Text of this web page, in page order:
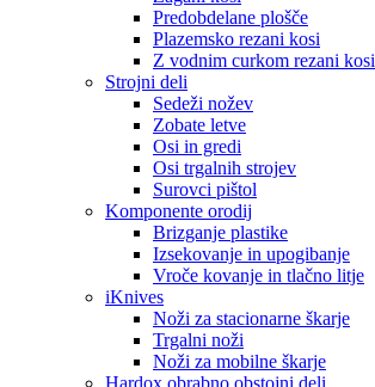
Predobdelane plošče
Plazemsko rezani kosi
Z vodnim curkom rezani kosi
Strojni deli
Sedeži nožev
Zobate letve
Osi in gredi
Osi trgalnih strojev
Surovci pištol
Komponente orodij
Brizganje plastike
Izsekovanje in upogibanje
Vroče kovanje in tlačno litje
iKnives
Noži za stacionarne škarje
Trgalni noži
Noži za mobilne škarje
Hardox obrabno obstojni deli